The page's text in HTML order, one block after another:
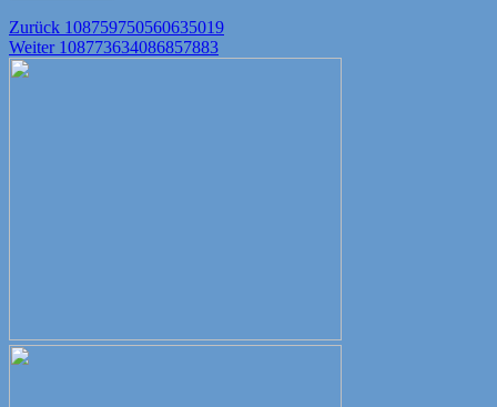
Beitragsnavigation
Zurück Vorheriger
Beitrag:
108759750560635019
Weiter Nächster
108773634086857883